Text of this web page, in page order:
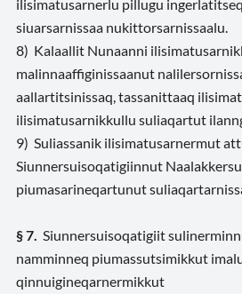
ilisimatusarnerlu pillugu
siuarsarnissaa nukittorsarnissaalu.
8) Kalaallit Nunaanni
malinnaaffiginissaanut
aallartitsinissaq, tassanittaaq
ilisimatusarnikkullu suliaqartut
9) Suliassanik ilisimatusarnermut
Siunnersuisoqatigiinnut
piumasarineqartunut
§ 7. Siunnersuisoqatigiit
namminneq piumassutsimikkut
qinnuigineqarnermikkut